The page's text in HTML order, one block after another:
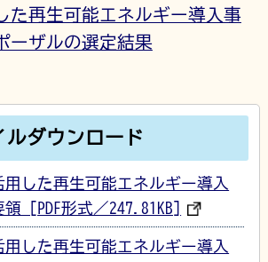
た再生可能エネルギー導入事
ーザルの選定結果
ルダウンロード
用した再生可能エネルギー導入
[PDF形式／247.81KB]
用した再生可能エネルギー導入